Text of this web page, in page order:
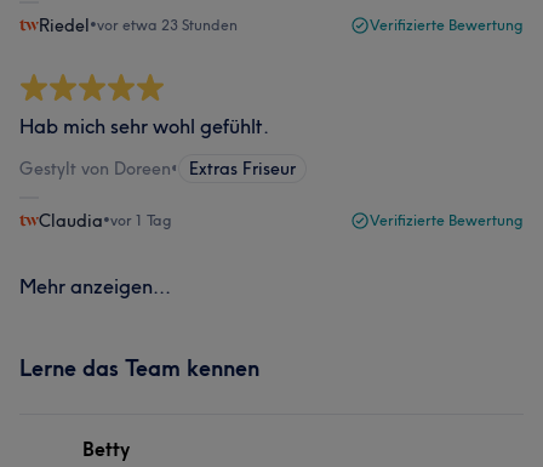
Riedel•vor etwa 23 Stunden Verifizierte Bewertung
Hab mich sehr wohl gefühlt.
Gestylt von Doreen• Extras Friseur
Claudia•vor 1 Tag Verifizierte Bewertung
Mehr anzeigen...
Lerne das Team kennen
Betty